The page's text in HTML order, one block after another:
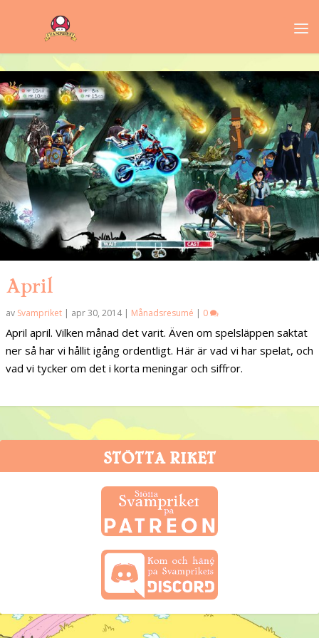
April
av Svampriket | apr 30, 2014| Månadsresumé | 0
April april. Vilken månad det varit. Även om spelsläppen saktat
ner så har vi hållit igång ordentligt. Här är vad vi har spelat, och
vad vi tycker om det i korta meningar och siffror.
STÖTTA RIKET